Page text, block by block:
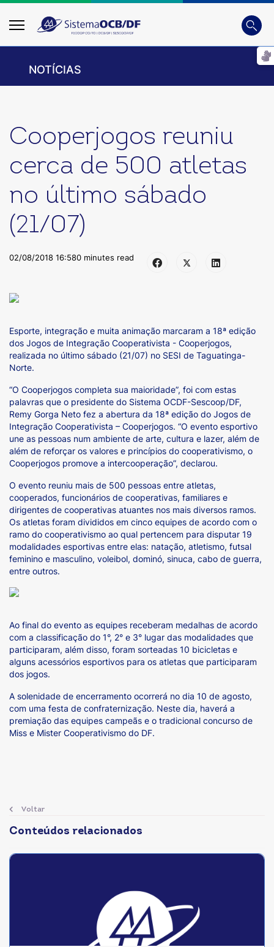
Busca
NOTÍCIAS
Cooperjogos reuniu
cerca de 500 atletas
no último sábado
(21/07)
02/08/2018 16:580 minutes read
Esporte, integração e muita animação marcaram a 18ª edição
dos Jogos de Integração Cooperativista - Cooperjogos,
realizada no último sábado (21/07) no SESI de Taguatinga-
Norte.
“O Cooperjogos completa sua maioridade”, foi com estas
palavras que o presidente do Sistema OCDF-Sescoop/DF,
Remy Gorga Neto fez a abertura da 18ª edição do Jogos de
Integração Cooperativista – Cooperjogos. “O evento esportivo
une as pessoas num ambiente de arte, cultura e lazer, além de
além de reforçar os valores e princípios do cooperativismo, o
Cooperjogos promove a intercooperação”, declarou.
O evento reuniu mais de 500 pessoas entre atletas,
cooperados, funcionários de cooperativas, familiares e
dirigentes de cooperativas atuantes nos mais diversos ramos.
Os atletas foram divididos em cinco equipes de acordo com o
ramo do cooperativismo ao qual pertencem para disputar 19
modalidades esportivas entre elas: natação, atletismo, futsal
feminino e masculino, voleibol, dominó, sinuca, cabo de guerra,
entre outros.
Ao final do evento as equipes receberam medalhas de acordo
com a classificação do 1°, 2° e 3° lugar das modalidades que
participaram, além disso, foram sorteadas 10 bicicletas e
alguns acessórios esportivos para os atletas que participaram
dos jogos.
A solenidade de encerramento ocorrerá no dia 10 de agosto,
com uma festa de confraternização. Neste dia, haverá a
premiação das equipes campeãs e o tradicional concurso de
Miss e Mister Cooperativismo do DF.
Voltar
Conteúdos relacionados